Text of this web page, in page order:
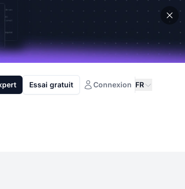
Essai gratuit Connexion FR